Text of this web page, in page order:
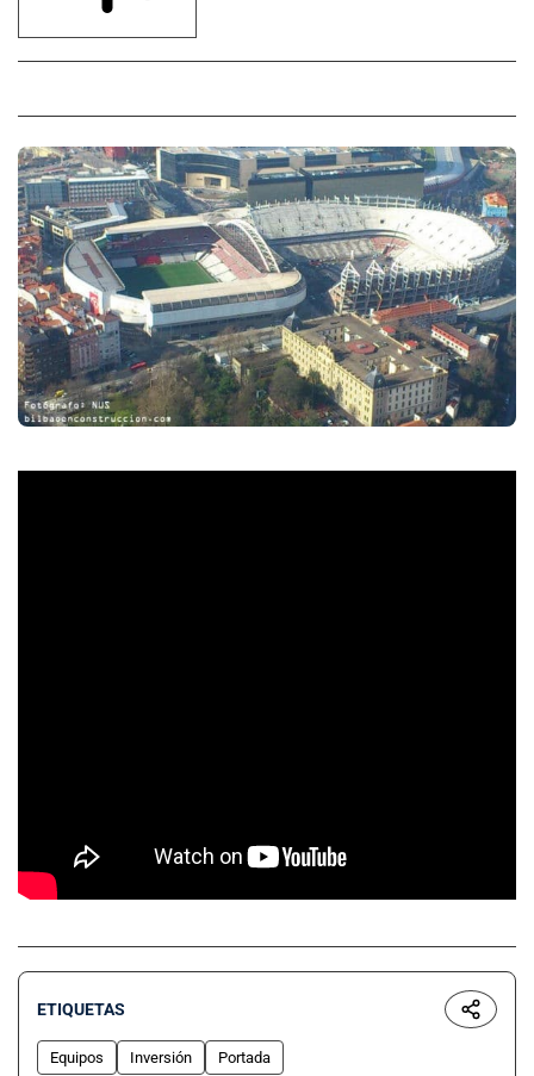
ETIQUETAS
Equipos Inversión Portada